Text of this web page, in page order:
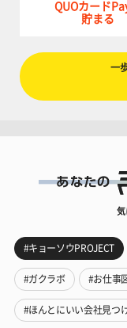
QUOカード
貯まる
一
気
#キョーソウPROJECT
#ガクラボ #お仕事
#ほんとにいい会社見つ